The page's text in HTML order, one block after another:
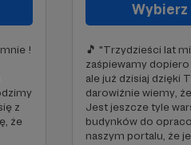
!
z
że
Wybierz
🎵 "Trzydzieści lat
zaśpiewamy dopiero
ale już dzisiaj dzięki
darowiźnie wiemy,
Jest jeszcze tyle
budynków do
naszym portalu, że